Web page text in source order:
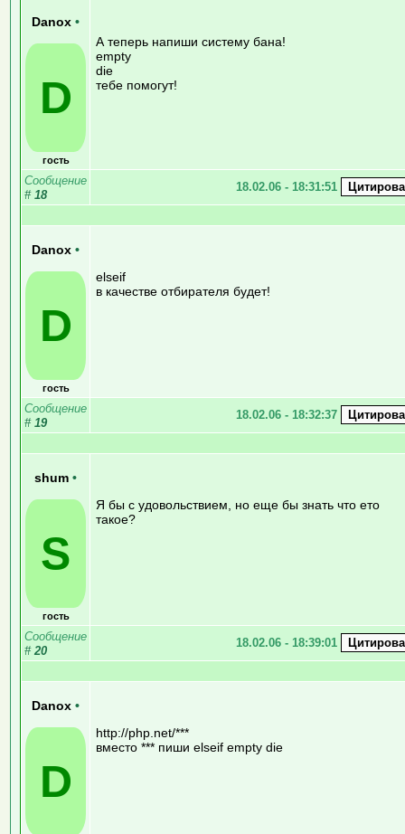
Danox •
D
гость
А теперь напиши систему бана!
empty
die
тебе помогут!
Сообщение
# 18
18.02.06 - 18:31:51
Danox •
D
гость
elseif
в качестве отбирателя будет!
Сообщение
# 19
18.02.06 - 18:32:37
shum •
S
гость
Я бы с удовольствием, но еще бы знать что ето
такое?
Сообщение
# 20
18.02.06 - 18:39:01
Danox •
D
http://php.net/***
вместо *** пиши elseif empty die